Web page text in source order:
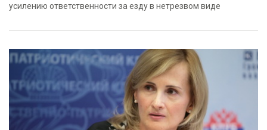
усилению ответственности за езду в нетрезвом виде